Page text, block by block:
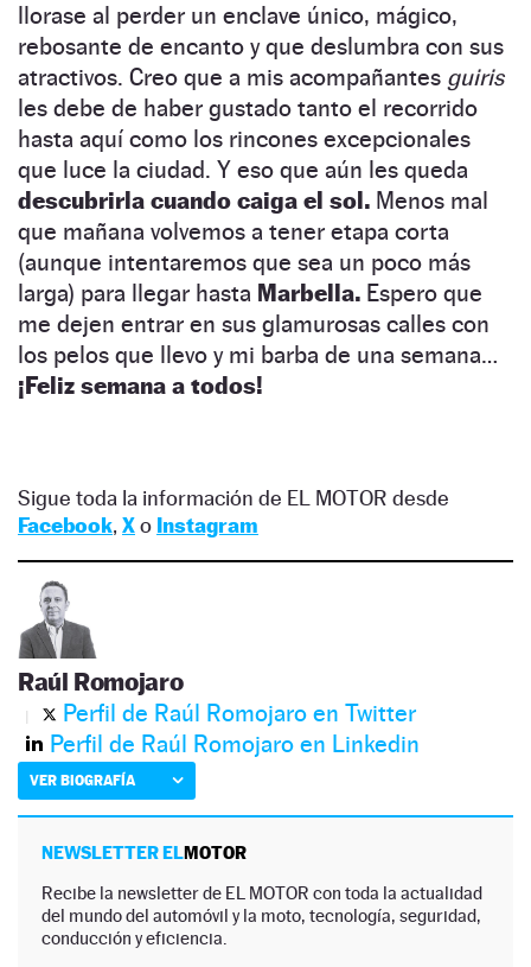
llorase al perder un enclave único, mágico,
rebosante de encanto y que deslumbra con sus
atractivos. Creo que a mis acompañantes guiris
les debe de haber gustado tanto el recorrido
hasta aquí como los rincones excepcionales
que luce la ciudad. Y eso que aún les queda
descubrirla cuando caiga el sol. Menos mal
que mañana volvemos a tener etapa corta
(aunque intentaremos que sea un poco más
larga) para llegar hasta Marbella. Espero que
me dejen entrar en sus glamurosas calles con
los pelos que llevo y mi barba de una semana…
¡Feliz semana a todos!
Sigue toda la información de EL MOTOR desde
Facebook, Xo Instagram
Raúl Romojaro
Perfil de Raúl Romojaro en Twitter
Perfil de Raúl Romojaro en Linkedin
VER BIOGRAFÍA
NEWSLETTER ELMOTOR
Recibe la newsletter de EL MOTOR con toda la actualidad
del mundo del automóvil y la moto, tecnología, seguridad,
conducción y eficiencia.